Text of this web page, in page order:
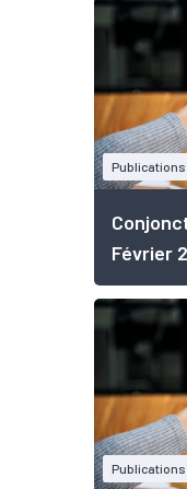
Publications
Février
Publications